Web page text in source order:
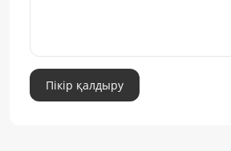
Пікір қалдыру